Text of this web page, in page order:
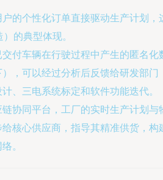
户的个性化订单直接驱动生产计划，
的典型体现。
交付车辆在行驶过程中产生的匿名化
，可以经过分析后反馈给研发部门
、三电系统标定和软件功能迭代。
链协同平台，工厂的实时生产计划与
核心供应商，指导其精准供货，构
。